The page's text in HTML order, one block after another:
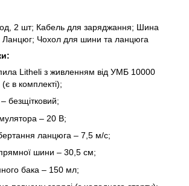
2 шт; Кабель для заряджання; Шина
Чохол для шини та ланцюга
Litheli з живленням від УМБ 10000
в комплекті);
безщітковий;
– 20 В;
ланцюга – 7,5 м/с;
шини – 30,5 см;
бака – 150 мл;